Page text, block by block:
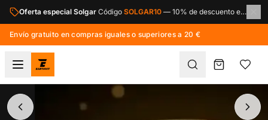
Saltar al contenido principal
Oferta especial NOW Foods CódigoNOW10—10% de descuento en toda la marca NOW Foods.
Envío gratuito en compras iguales o superiores a 20 €